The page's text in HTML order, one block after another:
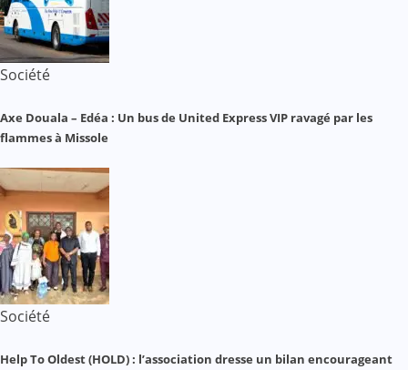
Société
Axe Douala – Edéa : Un bus de United Express VIP ravagé par les
flammes à Missole
Société
Help To Oldest (HOLD) : l’association dresse un bilan encourageant